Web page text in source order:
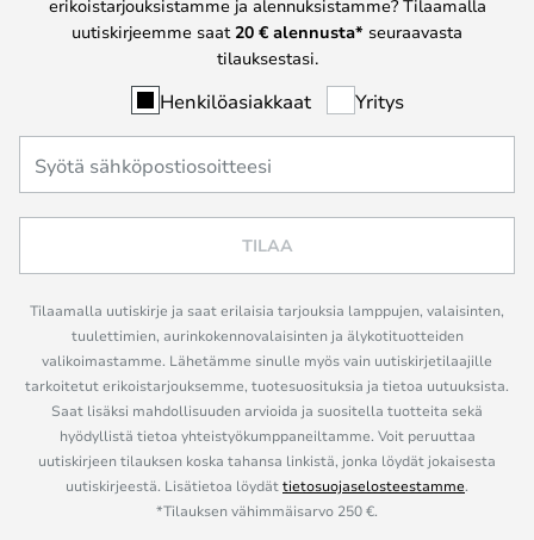
erikoistarjouksistamme ja alennuksistamme? Tilaamalla
uutiskirjeemme saat 20 € alennusta* seuraavasta
tilauksestasi.
Henkilöasiakkaat Yritys
TILAA
Tilaamalla uutiskirje ja saat erilaisia tarjouksia lamppujen, valaisinten,
tuulettimien, aurinkokennovalaisinten ja älykotituotteiden
valikoimastamme. Lähetämme sinulle myös vain uutiskirjetilaajille
tarkoitetut erikoistarjouksemme, tuotesuosituksia ja tietoa uutuuksista.
Saat lisäksi mahdollisuuden arvioida ja suositella tuotteita sekä
hyödyllistä tietoa yhteistyökumppaneiltamme. Voit peruuttaa
uutiskirjeen tilauksen koska tahansa linkistä, jonka löydät jokaisesta
uutiskirjeestä. Lisätietoa löydättietosuojaselosteestamme.
*Tilauksen vähimmäisarvo 250 €.